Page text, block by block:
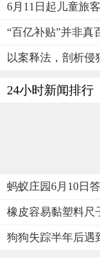
6月11日起儿童旅
“百亿补贴”并非真
以案释法，剖析
24小时新闻排行
蚂蚁庄园6月10日
橡皮容易黏塑料尺
狗狗失踪半年后遇